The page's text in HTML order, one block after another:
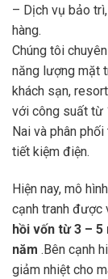
– Dịch vụ bảo
hàng.
Chúng tôi
năng lượng mặt
khách sạn,
với công suất từ
Nai và phân
tiết kiệm điện.
Hiện nay, mô
cạnh tranh được
hồi vốn từ 3 –
năm .Bên cạnh
giảm nhiệt cho